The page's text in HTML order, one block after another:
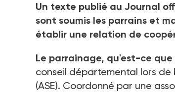
Un texte publié au Journal
sont soumis les parrains et
établir une relation de
Le parrainage, qu'est-ce que
conseil départemental lors de
(ASE). Coordonné par une